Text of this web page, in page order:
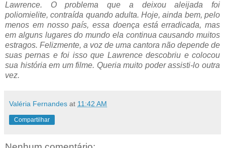
Lawrence. O problema que a deixou aleijada foi
poliomielite, contraída quando adulta. Hoje, ainda bem, pelo
menos em nosso país, essa doença está erradicada, mas
em alguns lugares do mundo ela continua causando muitos
estragos. Felizmente, a voz de uma cantora não depende de
suas pernas e foi isso que Lawrence descobriu e colocou
sua história em um filme. Queria muito poder assisti-lo outra
vez.
Valéria Fernandes at 11:42 AM
Compartilhar